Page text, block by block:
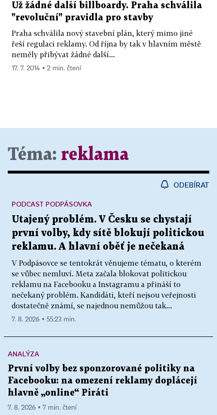
Už žádné další billboardy. Praha schválila
"revoluční" pravidla pro stavby
Praha schválila nový stavební plán, který mimo jiné
řeší regulaci reklamy. Od října by tak v hlavním městě
neměly přibývat žádné další...
17. 7. 2014 ▪ 2 min. čtení
Téma: reklama
ODEBÍRAT
Utajený problém. V Česku se chystají
první volby, kdy sítě blokují politickou
reklamu. A hlavní oběť je nečekaná
V Podpásovce se tentokrát věnujeme tématu, o kterém
se vůbec nemluví. Meta začala blokovat politickou
reklamu na Facebooku a Instagramu a přináší to
nečekaný problém. Kandidáti, kteří nejsou veřejnosti
dostatečně známí, se najednou nemůžou tak...
PODCAST PODPÁSOVKA
7. 8. 2026 ▪ 55:23 min.
ANALÝZA
První volby bez sponzorované politiky na
Facebooku: na omezení reklamy doplácejí
hlavně „online“ Piráti
7. 8. 2026 ▪ 7 min. čtení